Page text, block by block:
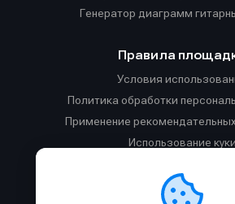
Генератор диаграмм
Правила
Условия
Политика обработки
Применение
Использование куки
Правила общения в